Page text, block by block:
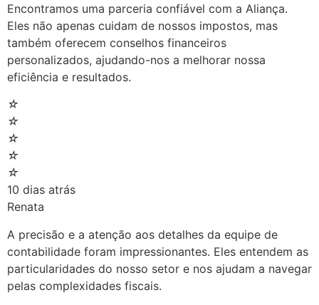
Encontramos uma parceria confiável com a Aliança.
Eles não apenas cuidam de nossos impostos, mas
também oferecem conselhos financeiros
personalizados, ajudando-nos a melhorar nossa
eficiência e resultados.
☆
☆
☆
☆
☆
10 dias atrás
Renata
A precisão e a atenção aos detalhes da equipe de
contabilidade foram impressionantes. Eles entendem as
particularidades do nosso setor e nos ajudam a navegar
pelas complexidades fiscais.